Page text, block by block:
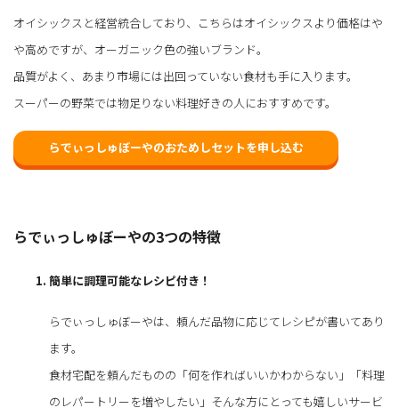
オイシックスと経営統合しており、こちらはオイシックスより価格はや
や高めですが、オーガニック色の強いブランド。
品質がよく、あまり市場には出回っていない食材も手に入ります。
スーパーの野菜では物足りない料理好きの人におすすめです。
らでぃっしゅぼーやのおためしセットを申し込む
らでぃっしゅぼーやの3つの特徴
簡単に調理可能なレシピ付き！
らでぃっしゅぼーやは、頼んだ品物に応じてレシピが書いてあり
ます。
食材宅配を頼んだものの「何を作ればいいかわからない」「料理
のレパートリーを増やしたい」そんな方にとっても嬉しいサービ